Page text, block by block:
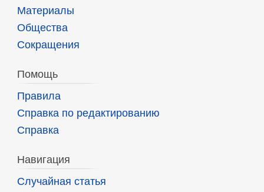
Материалы
Общества
Сокращения
Помощь
Правила
Справка по редактированию
Справка
Навигация
Случайная статья